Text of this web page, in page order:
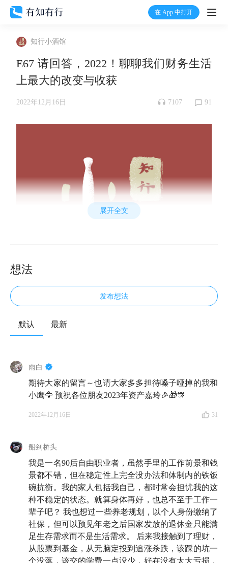
在 App 中打开
打
有知
加入我们
知行小酒馆
E67 请回答，2022！聊聊我们财务生活
上最大的改变与收获
2022年12月16日 7107 91
2022 年，不仅股票市场上的变化应接不暇，连债券、
银行理财也出现了前所未见的情况。对于我们普通投资
，那就尤其值得给自己好好鼓鼓掌了；
的复盘时机。
所以，今天这期播客，我们编辑部决定在年尾这个特别
的时点，对今年的财务生活好好地做一次回顾。当然，
我们也非常期待你也能加入我们的讨论当中，在评论区
里留言，分享你的思考和感受。
对了，播客里面虽然没有专门提及，但我们今年在投资
上还有个共同的大变化！那就是持仓都新增了「长钱账
展开全文
想法
发布想法
默认 最新
雨白
期待大家的留言～也请大家多多担待嗓子哑掉的我和
小鹰🦅 预祝各位朋友2023年资产嘉玲🎉🎁🎊
2022年12月16日 31
船到桥头
我是一名90后自由职业者，虽然手里的工作前景和钱
景都不错，但在稳定性上完全没办法和体制内的铁饭
碗抗衡。我的家人包括我自己，都时常会担忧我的这
种不稳定的状态。就算身体再好，也总不至于工作一
辈子吧？ 我也想过一些养老规划，以个人身份缴纳了
社保，但可以预见年老之后国家发放的退休金只能满
足生存需求而不是生活需求。 后来我接触到了理财，
从股票到基金，从无脑定投到追涨杀跌，该踩的坑一
个没落，该交的学费一点没少，好在没有太大亏损，